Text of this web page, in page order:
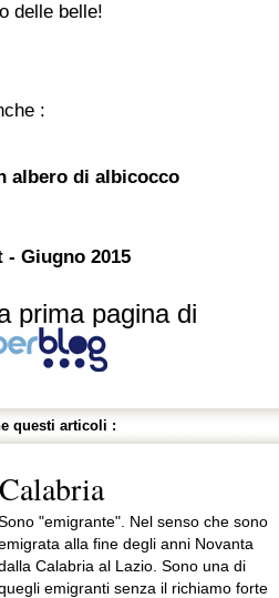
delle belle!
:
albero di albicocco
Giugno 2015
prima pagina di
questi articoli :
"emigrante". Nel senso che sono
alla fine degli anni Novanta
Calabria al Lazio. Sono una di
emigranti senza il richiamo forte